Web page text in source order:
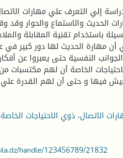
إلي التعرف علي مهارات
الحديث والاستماع والحوار وقد
باستخدام تقنية المقابلة
مهارة الحديث لها دور كبير في
الجوانب النفسية حتى يعبروا عن
الخاصة أن لهم مكتسبات من
الاتصال، ذوي الاحتياجات
handle/123456789/21832